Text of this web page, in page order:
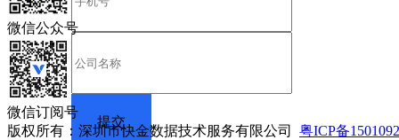
微信公众号
微信订阅号
版权所有：深圳市快金数据技术服务有限公司 粤ICP备